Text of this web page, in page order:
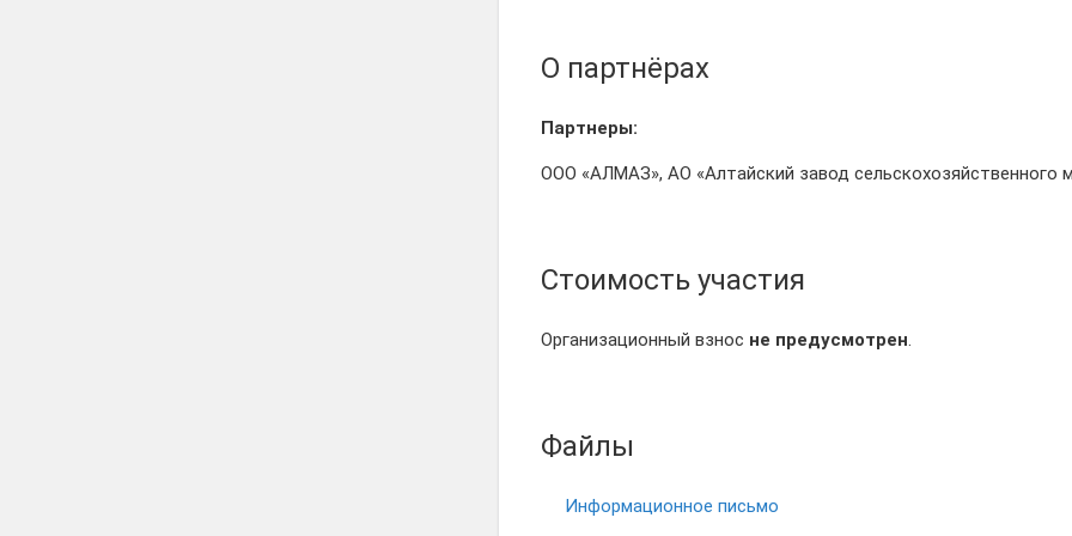
О партнёрах
Партнеры:
ООО «АЛМАЗ», АО «Алтайский завод сельскохозяйственного
Стоимость участия
Организационный взнос не предусмотрен.
Файлы
Информационное письмо